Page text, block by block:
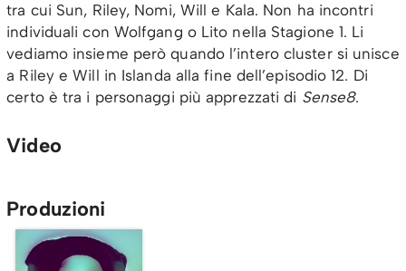
tra cui Sun, Riley, Nomi, Will e Kala. Non ha incontri
individuali con Wolfgang o Lito nella Stagione 1. Li
vediamo insieme però quando l’intero cluster si unisce
a Riley e Will in Islanda alla fine dell’episodio 12. Di
certo è tra i personaggi più apprezzati di Sense8.
Video
Produzioni